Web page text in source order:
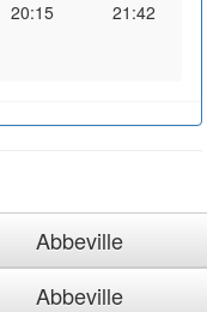
20:15 21:42
Abbeville
Abbeville